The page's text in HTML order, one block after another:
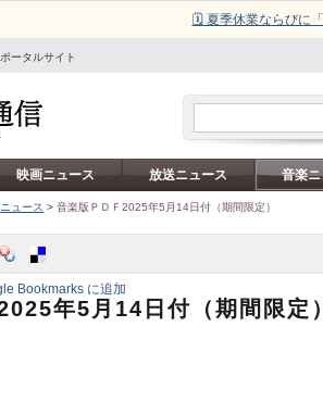
🗓️ 夏季休業ならびに
ータルサイト
映画ニュース 放送ニュース 音楽
ュース > 音楽版ＰＤＦ2025年5月14日付（期間限定）
年5月14日付（期間限定